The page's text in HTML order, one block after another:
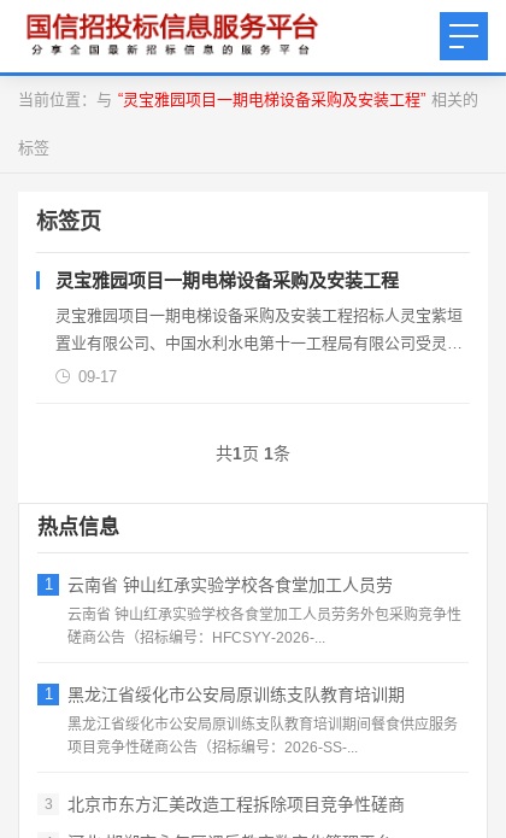
当前位置：与 “灵宝雅园项目一期电梯设备采购及安装工程” 相关的
标签
标签页
灵宝雅园项目一期电梯设备采购及安装工程
灵宝雅园项目一期电梯设备采购及安装工程招标人灵宝紫垣
置业有限公司、中国水利水电第十一工程局有限公司受灵宝
紫垣管业有限公司和中国水利水电第十一工程局有限公司的
09-17
共1页 1条
热点信息
1 云南省 钟山红承实验学校各食堂加工人员劳
云南省 钟山红承实验学校各食堂加工人员劳务外包采购竞争性
磋商公告（招标编号：HFCSYY‑2026‑...
1 黑龙江省绥化市公安局原训练支队教育培训期
黑龙江省绥化市公安局原训练支队教育培训期间餐食供应服务
项目竞争性磋商公告（招标编号：2026‑SS‑...
3 北京市东方汇美改造工程拆除项目竞争性磋商